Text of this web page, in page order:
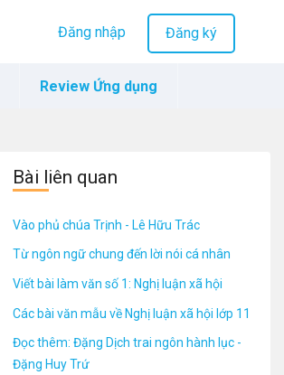
Đăng nhập Đăng ký
Review Ứng dụng
Bài liên quan
Vào phủ chúa Trịnh - Lê Hữu Trác
Từ ngôn ngữ chung đến lời nói cá nhân
Viết bài làm văn số 1: Nghị luận xã hội
Các bài văn mẫu về Nghị luận xã hội lớp 11
Đọc thêm: Đặng Dịch trai ngôn hành lục -
Đặng Huy Trứ